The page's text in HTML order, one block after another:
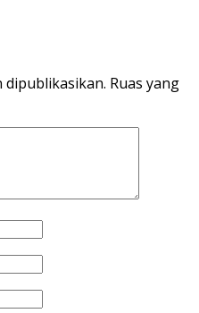
dipublikasikan. Ruas yang